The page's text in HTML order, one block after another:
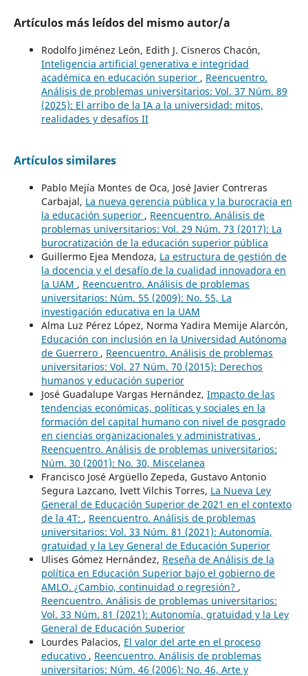
Artículos más leídos del mismo autor/a
Rodolfo Jiménez León, Edith J. Cisneros Chacón,
Inteligencia artificial generativa e integridad
académica en educación superior , Reencuentro.
Análisis de problemas universitarios: Vol. 37 Núm. 89
(2025): El arribo de la IA a la universidad: mitos,
realidades y desafíos II
Artículos similares
Pablo Mejía Montes de Oca, José Javier Contreras
Carbajal, La nueva gerencia pública y la burocracia en
la educación superior , Reencuentro. Análisis de
problemas universitarios: Vol. 29 Núm. 73 (2017): La
burocratización de la educación superior pública
Guillermo Ejea Mendoza, La estructura de gestión de
la docencia y el desafío de la cualidad innovadora en
la UAM , Reencuentro. Análisis de problemas
universitarios: Núm. 55 (2009): No. 55, La
investigación educativa en la UAM
Alma Luz Pérez López, Norma Yadira Memije Alarcón,
Educación con inclusión en la Universidad Autónoma
de Guerrero , Reencuentro. Análisis de problemas
universitarios: Vol. 27 Núm. 70 (2015): Derechos
humanos y educación superior
José Guadalupe Vargas Hernández, Impacto de las
tendencias económicas, políticas y sociales en la
formación del capital humano con nivel de posgrado
en ciencias organizacionales y administrativas ,
Reencuentro. Análisis de problemas universitarios:
Núm. 30 (2001): No. 30, Miscelanea
Francisco José Argüello Zepeda, Gustavo Antonio
Segura Lazcano, Ivett Vilchis Torres, La Nueva Ley
General de Educación Superior de 2021 en el contexto
de la 4T: , Reencuentro. Análisis de problemas
universitarios: Vol. 33 Núm. 81 (2021): Autonomía,
gratuidad y la Ley General de Educación Superior
Ulises Gómez Hernández, Reseña de Análisis de la
política en Educación Superior bajo el gobierno de
AMLO. ¿Cambio, continuidad o regresión? ,
Reencuentro. Análisis de problemas universitarios:
Vol. 33 Núm. 81 (2021): Autonomía, gratuidad y la Ley
General de Educación Superior
Lourdes Palacios, El valor del arte en el proceso
educativo , Reencuentro. Análisis de problemas
universitarios: Núm. 46 (2006): No. 46, Arte y